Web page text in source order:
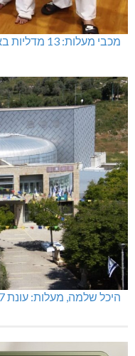
מכבי מעלות: 13 מדליות באליפות ישראל
היכל שלמה, מעלות: עונת 26-27